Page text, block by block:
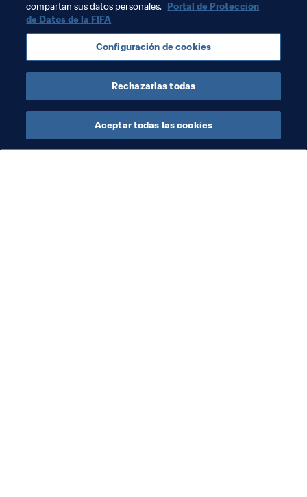
Temas relacionados
Iceland USA UEFA Concacaf
compartan sus datos personales. Portal de Protección
de Datos de la FIFA
Configuración de cookies
Rechazarlas todas
Aceptar todas las cookies